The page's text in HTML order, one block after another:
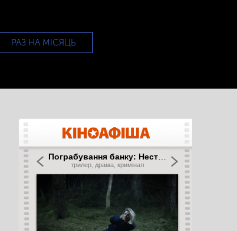
РАЗ НА МІСЯЦЬ